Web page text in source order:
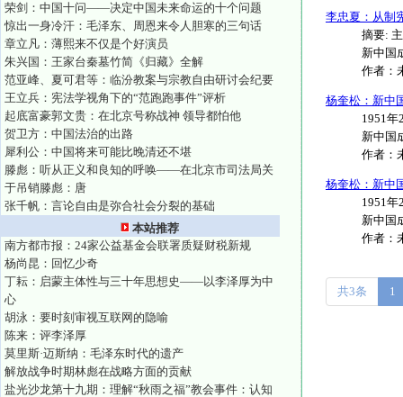
荣剑：中国十问——决定中国未来命运的十个问题
惊出一身冷汗：毛泽东、周恩来令人胆寒的三句话
章立凡：薄熙来不仅是个好演员
朱兴国：王家台秦墓竹简《归藏》全解
范亚峰、夏可君等：临汾教案与宗教自由研讨会纪要
王立兵：宪法学视角下的“范跑跑事件”评析
起底富豪郭文贵：在北京号称战神 领导都怕他
贺卫方：中国法治的出路
犀利公：中国将来可能比晚清还不堪
滕彪：听从正义和良知的呼唤——在北京市司法局关
于吊销滕彪：唐
张千帆：言论自由是弥合社会分裂的基础
本站推荐
南方都市报：24家公益基金会联署质疑财税新规
杨尚昆：回忆少奇
丁耘：启蒙主体性与三十年思想史——以李泽厚为中
心
胡泳：要时刻审视互联网的隐喻
陈来：评李泽厚
莫里斯·迈斯纳：毛泽东时代的遗产
解放战争时期林彪在战略方面的贡献
盐光沙龙第十九期：理解“秋雨之福”教会事件：认知
李忠夏：从制
摘要:
新中国
作者：
杨奎松：新中
1951年
新中国
作者：
杨奎松：新中
1951年
新中国
作者：
共3条 1